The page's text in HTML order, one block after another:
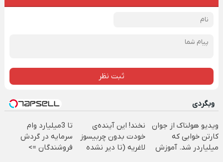
ثبت نظر
وبگردی
ویدیو هولناک از جوان
کارتن خوابی که
میلیاردر شد. آموزش
نخند! این آینده‌ی
خودت بدون چربیسوز
لاغریه (تا دیر نشده
تا 3میلیارد وام
سرمایه در گردش
فروشندگان =>